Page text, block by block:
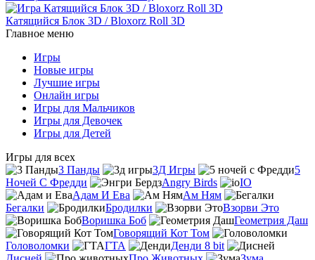
Катящийся Блок 3D / Bloxorz Roll 3D
Главное меню
Игры
Новые игры
Лучшие игры
Онлайн игры
Игры для Мальчиков
Игры для Девочек
Игры для Детей
Игры для всех
3 Панды
3Д Игры
5
Ночей С Фредди
Angry Birds
IO
Адам И Ева
Ам Ням
Бегалки
Бродилки
Взорви Это
Воришка Боб
Геометрия Даш
Говорящий Кот Том
Головоломки
ГТА
Денди 8 bit